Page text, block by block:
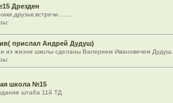
Дрезден
прислал Андрей Дудуш)
из жизни школы сделаны Валерием Ивановичем Дудуш.
школа №15
штаба 11й ТД